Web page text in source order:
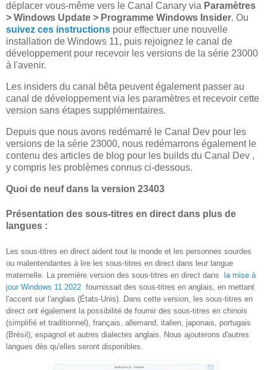
déplacer vous-même vers le Canal Canary via Paramètres
> Windows Update > Programme Windows Insider. Ou
suivez ces instructions pour effectuer une nouvelle
installation de Windows 11, puis rejoignez le canal de
développement pour recevoir les versions de la série 23000
à l'avenir.
Les insiders du canal bêta peuvent également passer au
canal de développement via les paramètres et recevoir cette
version sans étapes supplémentaires.
Depuis que nous avons redémarré le Canal Dev pour les
versions de la série 23000, nous redémarrons également le
contenu des articles de blog pour les builds du Canal Dev ,
y compris les problèmes connus ci-dessous.
Quoi de neuf dans la version 23403
Présentation des sous-titres en direct dans plus de
langues :
Les sous-titres en direct aident tout le monde et les personnes sourdes
ou malentendantes à lire les sous-titres en direct dans leur langue
maternelle. La première version des sous-titres en direct dans la mise à
jour Windows 11 2022 fournissait des sous-titres en anglais, en mettant
l'accent sur l'anglais (États-Unis). Dans cette version, les sous-titres en
direct ont également la possibilité de fournir des sous-titres en chinois
(simplifié et traditionnel), français, allemand, italien, japonais, portugais
(Brésil), espagnol et autres dialectes anglais. Nous ajouterons d'autres
langues dès qu'elles seront disponibles.